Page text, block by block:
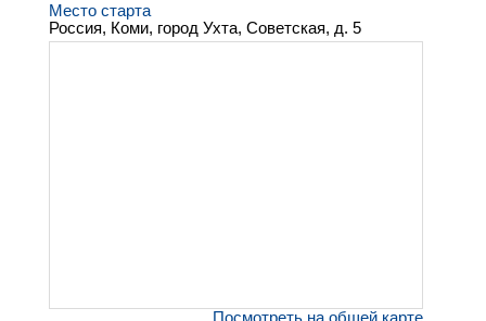
Место старта
Россия, Коми, город Ухта, Советская, д. 5
Посмотреть на общей карте